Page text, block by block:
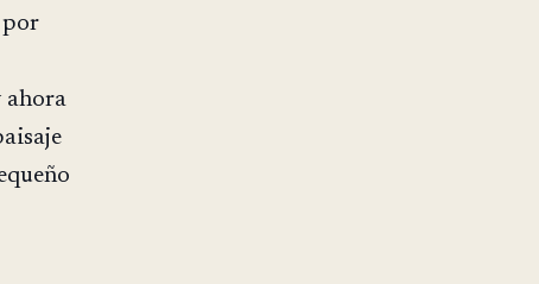
por
ahora